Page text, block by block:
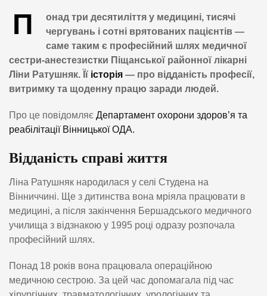
П
онад три десятиліття у медицині, тисячі
чергувань і сотні врятованих пацієнтів —
саме таким є професійний шлях медичної
сестри-анестезистки Піщанської районної лікарні
Ліни Ратушняк. Її історія — про відданість професії,
витримку та щоденну працю заради людей.
Про це повідомляє Департамент охорони здоров’я та
реабілітації Вінницької ОДА.
Відданість справі життя
Ліна Ратушняк народилася у селі Студена на
Вінниччині. Ще з дитинства вона мріяла працювати в
медицині, а після закінчення Бершадського медичного
училища з відзнакою у 1995 році одразу розпочала
професійний шлях.
Понад 18 років вона працювала операційною
медичною сестрою. За цей час допомагала під час